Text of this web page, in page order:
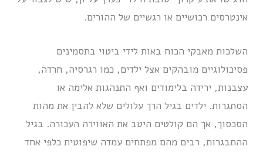
אינטרסים רכושיים או רגשיים של ההורים.
השלכות מאבקי הכוח באות לידי ביטוי בתסמינים
פסיכולוגיים מובהקים אצל ילדים, כמו רגרסיה, חרדה,
עצבנות, ירידה בלימודים ואף התנהגות אלימה או
הסתגרות. ילדים בגיל הרך עלולים שלא להבין את מהות
הסכסוך, אך הם קולטים היטב את האווירה העכורה. בגיל
ההתבגרות, רבים מהם מפתחים עמדה שיפוטית כלפי אחד